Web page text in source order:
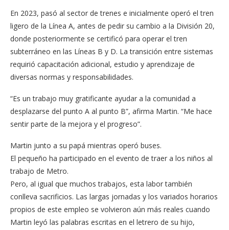
En 2023, pasó al sector de trenes e inicialmente operó el tren
ligero de la Línea A, antes de pedir su cambio a la División 20,
donde posteriormente se certificó para operar el tren
subterráneo en las Líneas B y D. La transición entre sistemas
requirió capacitación adicional, estudio y aprendizaje de
diversas normas y responsabilidades.
“Es un trabajo muy gratificante ayudar a la comunidad a
desplazarse del punto A al punto B”, afirma Martin. “Me hace
sentir parte de la mejora y el progreso”.
Martin junto a su papá mientras operó buses.
El pequeño ha participado en el evento de traer a los niños al
trabajo de Metro.
Pero, al igual que muchos trabajos, esta labor también
conlleva sacrificios. Las largas jornadas y los variados horarios
propios de este empleo se volvieron aún más reales cuando
Martin leyó las palabras escritas en el letrero de su hijo,